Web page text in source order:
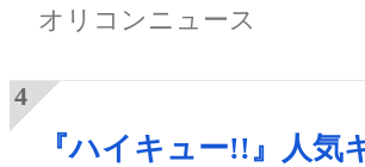
オリコンニュース
『ハイキュー!!』人気